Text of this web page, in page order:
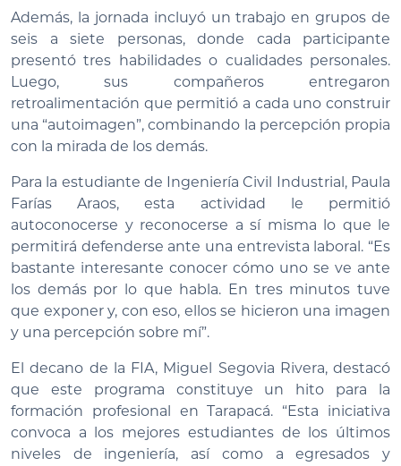
Además, la jornada incluyó un trabajo en grupos de
seis a siete personas, donde cada participante
presentó tres habilidades o cualidades personales.
Luego, sus compañeros entregaron
retroalimentación que permitió a cada uno construir
una “autoimagen”, combinando la percepción propia
con la mirada de los demás.
Para la estudiante de Ingeniería Civil Industrial, Paula
Farías Araos, esta actividad le permitió
autoconocerse y reconocerse a sí misma lo que le
permitirá defenderse ante una entrevista laboral. “Es
bastante interesante conocer cómo uno se ve ante
los demás por lo que habla. En tres minutos tuve
que exponer y, con eso, ellos se hicieron una imagen
y una percepción sobre mí”.
El decano de la FIA, Miguel Segovia Rivera, destacó
que este programa constituye un hito para la
formación profesional en Tarapacá. “Esta iniciativa
convoca a los mejores estudiantes de los últimos
niveles de ingeniería, así como a egresados y